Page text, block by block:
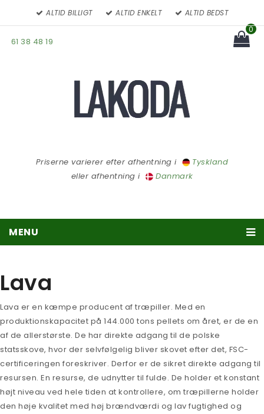
ALTID BILLIGT ALTID ENKELT ALTID BEDST
61 38 48 19
0
cart
Subtotal:
Priserne varierer efter afhentning i
Tyskland
eller afhentning i
Danmark
MENU
Træpiller 6 mm
Træpiller 8 mm
Træbriketter
Betal regning
Barlinek
Biodela
Afhentning
Lån trailer
Lava
Lava er en kæmpe producent af træpiller. Med en
produktionskapacitet på 144.000 tons pellets om året, er de en
af de allerstørste. De har direkte adgang til de polske
statsskove, hvor der selvfølgelig bliver skovet efter det, FSC-
certificeringen foreskriver. Derfor er de sikret direkte adgang til
resursen. En resurse, de udnytter til fulde. De holder et konstant
højt niveau ved hele tiden at kontrollere, om træpillerne holder
den høje kvalitet med høj brændværdi og lav fugtighed og